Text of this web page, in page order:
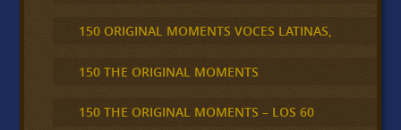
150 ORIGINAL MOMENTS VOCES LATINAS,
150 THE ORIGINAL MOMENTS
150 THE ORIGINAL MOMENTS – LOS 60